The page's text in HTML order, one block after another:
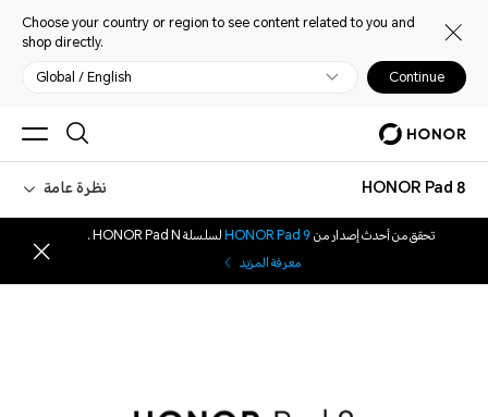
Choose your country or region to see content related to you and
shop directly.
Global / English Continue
HONOR Pad 8 نظرة عامة
تحقق من أحدث إصدار منHONOR Pad 9لسلسلة HONOR Pad N .
معرفة المزيد